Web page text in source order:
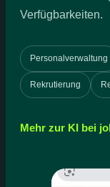
Verfügbarkeiten.
Personalverwaltung
Rekrutierung
Mehr zur KI bei